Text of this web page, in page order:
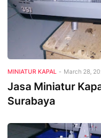
MINIATUR KAPAL - March 28,
Jasa Miniatur
Surabaya